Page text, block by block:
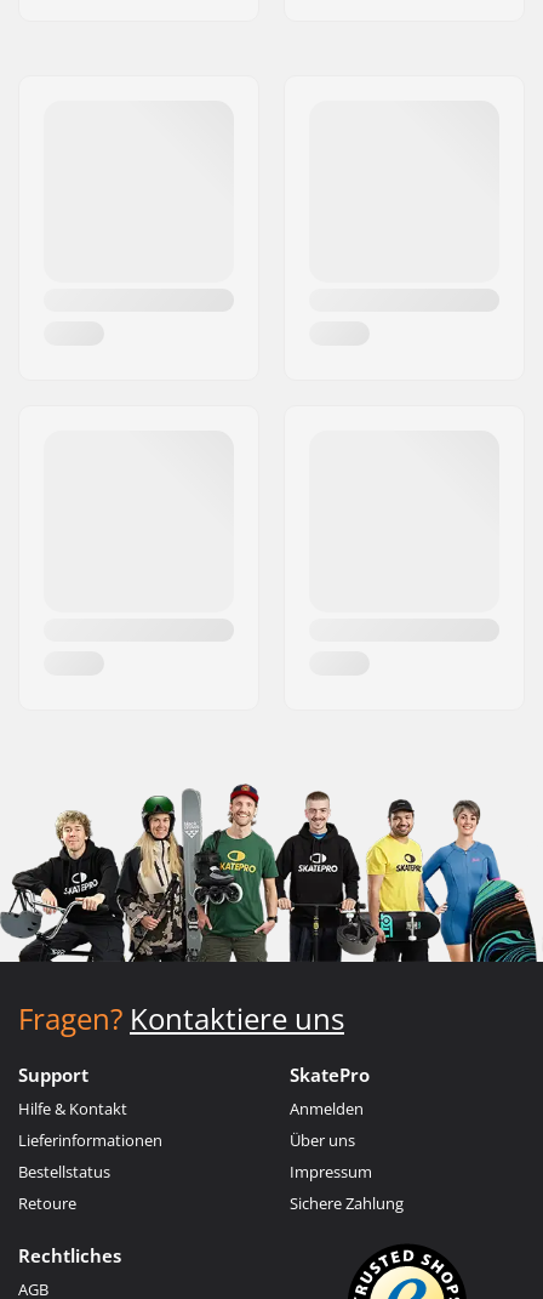
Fragen? Kontaktiere uns
Support
Hilfe & Kontakt
Lieferinformationen
Bestellstatus
Retoure
SkatePro
Anmelden
Über uns
Impressum
Sichere Zahlung
Rechtliches
AGB